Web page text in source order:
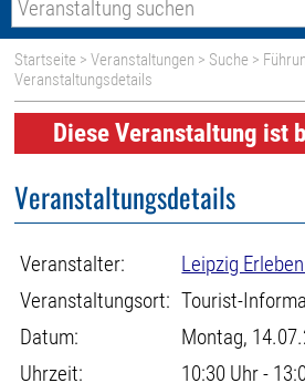
Startseite >Veranstaltungen > Suche >
Veranstaltungsdetails
Diese Veranstaltung ist
Veranstaltungsdetails
Veranstalter:
Leipzig
Veranstaltungsort: Tourist-
Datum:
Montag,
Uhrzeit:
10:30 Uhr -